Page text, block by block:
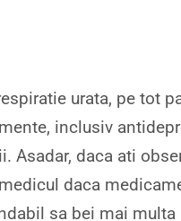
urata, pe tot
inclusiv
Asadar, daca ati
daca
sa bei mai